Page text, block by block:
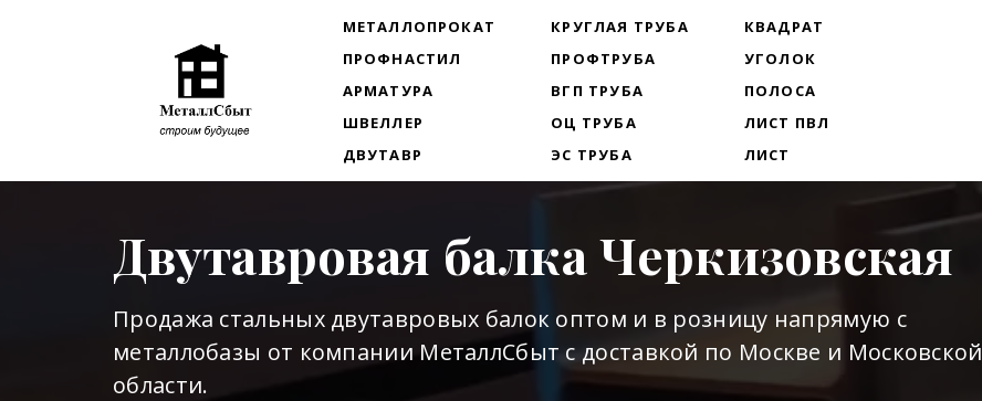
МЕТАЛЛОПРОКАТ
ПРОФНАСТИЛ
АРМАТУРА
ШВЕЛЛЕР
ДВУТАВР
КРУГЛАЯ ТРУБА
ПРОФТРУБА
ВГП ТРУБА
ОЦ ТРУБА
ЭС ТРУБА
КВАДРАТ
УГОЛОК
ПОЛОСА
ЛИСТ ПВЛ
ЛИСТ
Двутавровая балка Черкизовская
Продажа стальных двутавровых балок оптом и в розницу напрямую с
металлобазы от компании МеталлСбыт с доставкой по Москве и Московской
области.